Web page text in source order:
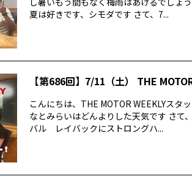
夏は好きです、シモダです さて、7...
【第686回】7/11（土） THE
こんにちは、THE MOTOR WEEKLYスタ
なとみらいはどんよりした天気です さて
バル レイバックにストロングハ...